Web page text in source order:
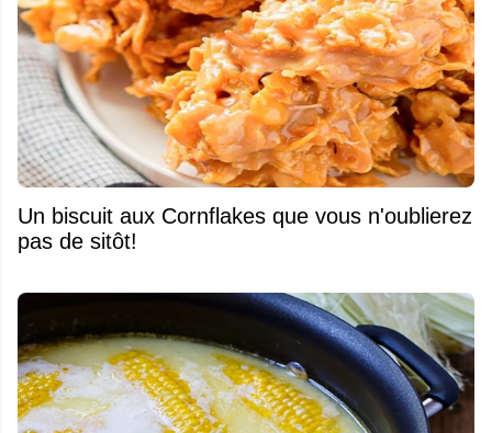
Un biscuit aux Cornflakes que vous n'oublierez
pas de sitôt!